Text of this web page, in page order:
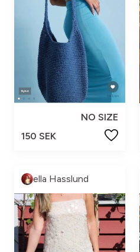
NO SIZE
150 SEK
ella Hasslund